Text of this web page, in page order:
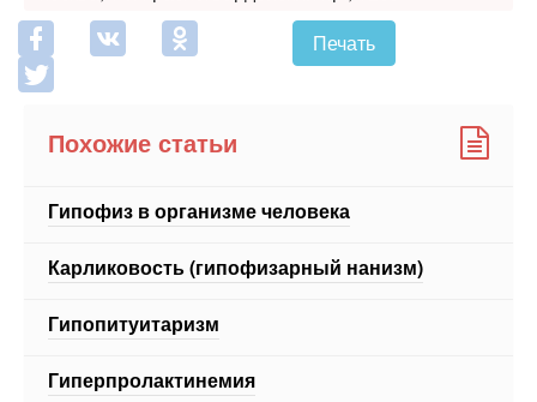
Печать
Похожие статьи
Гипофиз в организме человека
Карликовость (гипофизарный нанизм)
Гипопитуитаризм
Гиперпролактинемия